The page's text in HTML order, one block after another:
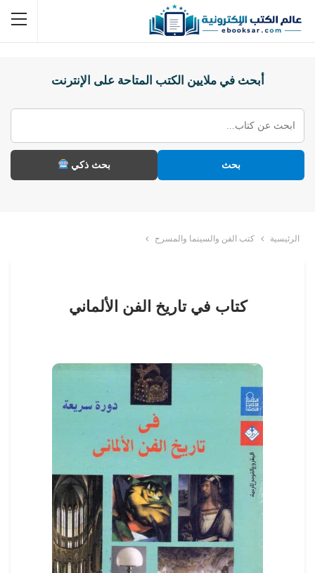
أبحث في ملايين الكتب المتاحة على الإنترنت
بحث بحث ذكي
الرئيسية كتب الفن والسينما والمسرح
كتاب في تاريخ الفن الألماني